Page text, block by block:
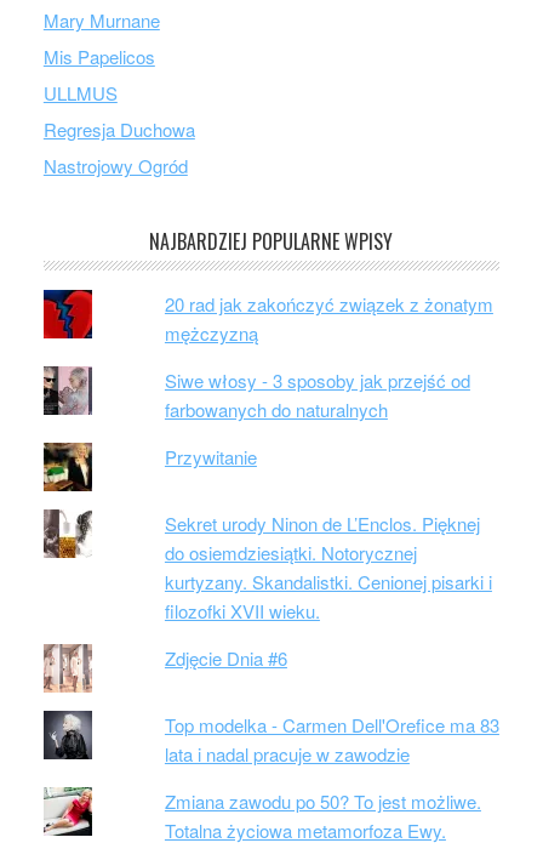
Mary Murnane
Mis Papelicos
ULLMUS
Regresja Duchowa
Nastrojowy Ogród
NAJBARDZIEJ POPULARNE WPISY
20 rad jak zakończyć związek z żonatym
mężczyzną
Siwe włosy - 3 sposoby jak przejść od
farbowanych do naturalnych
Przywitanie
Sekret urody Ninon de L’Enclos. Pięknej
do osiemdziesiątki. Notorycznej
kurtyzany. Skandalistki. Cenionej pisarki i
filozofki XVII wieku.
Zdjęcie Dnia #6
Top modelka - Carmen Dell'Orefice ma 83
lata i nadal pracuje w zawodzie
Zmiana zawodu po 50? To jest możliwe.
Totalna życiowa metamorfoza Ewy.